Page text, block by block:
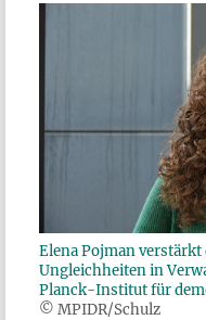
Elena Pojman
Ungleichheiten in
Planck-Institut für
© MPIDR/Schulz